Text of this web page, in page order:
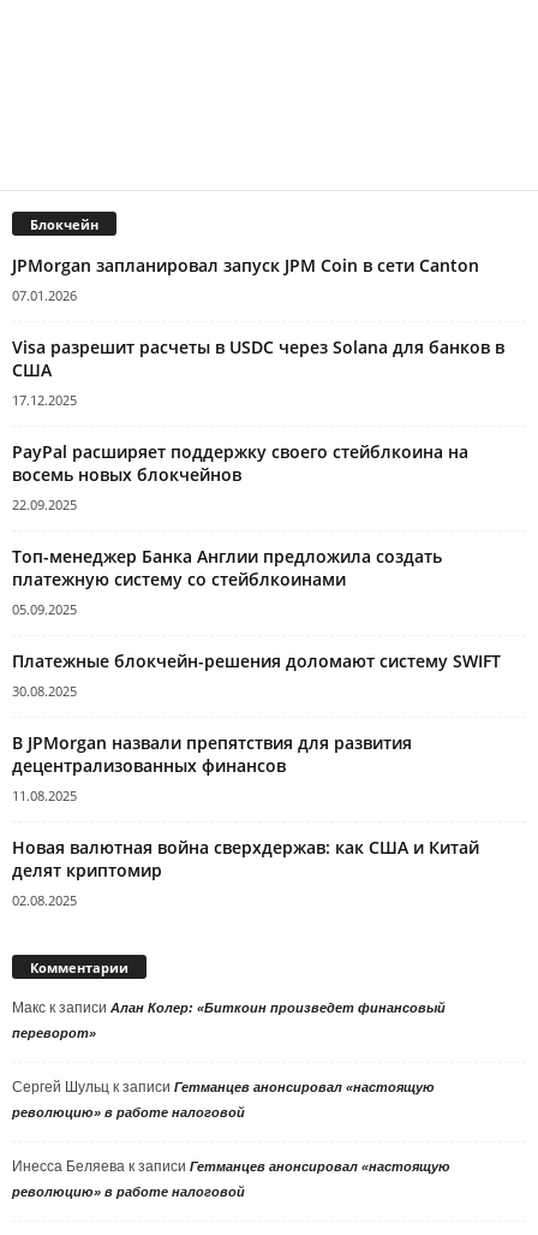
Блокчейн
JPMorgan запланировал запуск JPM Coin в сети Canton
07.01.2026
Visa разрешит расчеты в USDC через Solana для банков в
США
17.12.2025
PayPal расширяет поддержку своего стейблкоина на
восемь новых блокчейнов
22.09.2025
Топ-менеджер Банка Англии предложила создать
платежную систему со стейблкоинами
05.09.2025
Платежные блокчейн-решения доломают систему SWIFT
30.08.2025
В JPMorgan назвали препятствия для развития
децентрализованных финансов
11.08.2025
Новая валютная война сверхдержав: как США и Китай
делят криптомир
02.08.2025
Комментарии
Макс к записи Алан Колер: «Биткоин произведет финансовый
переворот»
Сергей Шульц к записи Гетманцев анонсировал «настоящую
революцию» в работе налоговой
Инесса Беляева к записи Гетманцев анонсировал «настоящую
революцию» в работе налоговой